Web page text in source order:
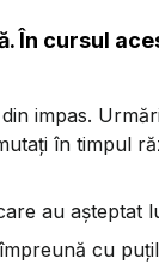
În cursul
impas.
în timpul
au așteptat
cu